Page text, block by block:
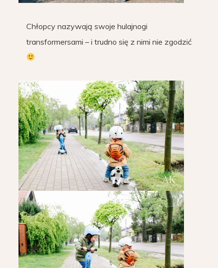
Chłopcy nazywają swoje hulajnogi
transformersami – i trudno się z nimi nie zgodzić